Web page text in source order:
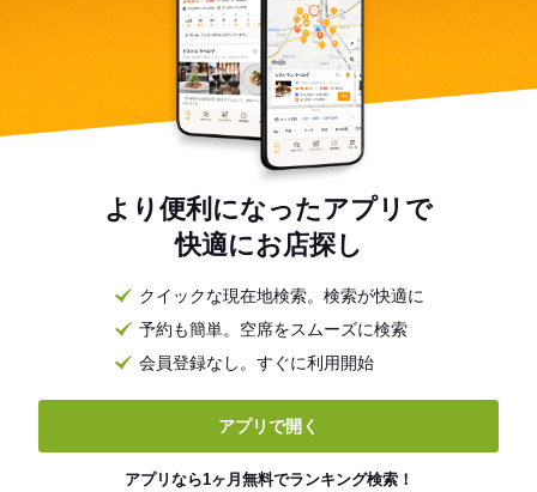
より便利になったアプリで
快適にお店探し
クイックな現在地検索。検索が快適に
予約も簡単。空席をスムーズに検索
会員登録なし。すぐに利用開始
アプリで開く
アプリなら1ヶ月無料でランキング検索！